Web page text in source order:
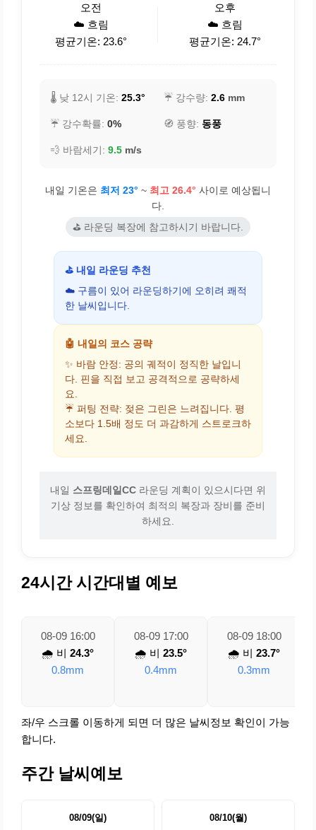
오전
☁️ 흐림
평균기온: 23.6°
오후
☁️ 흐림
평균기온: 24.7°
🌡️ 낮 12시 기온: 25.3° ☔ 강수량: 2.6 mm
☔ 강수확률: 0% 🧭 풍향: 동풍
💨 바람세기: 9.5 m/s
내일 기온은 최저 23° ~ 최고 26.4° 사이로 예상됩니
다.
⛳ 라운딩 복장에 참고하시기 바랍니다.
⛳ 내일 라운딩 추천
☁️ 구름이 있어 라운딩하기에 오히려 쾌적
한 날씨입니다.
🤖 내일의 코스 공략
✨ 바람 안정: 공의 궤적이 정직한 날입니
다. 핀을 직접 보고 공격적으로 공략하세
요.
☔ 퍼팅 전략: 젖은 그린은 느려집니다. 평
소보다 1.5배 정도 더 과감하게 스트로크하
세요.
내일 스프링데일CC 라운딩 계획이 있으시다면 위
기상 정보를 확인하여 최적의 복장과 장비를 준비
하세요.
24시간 시간대별 예보
08-09 16:00
🌧️ 비 24.3°
0.8mm
08-09 17:00
🌧️ 비 23.5°
0.4mm
08-09 18:00
🌧️ 비 23.7°
0.3mm
좌/우 스크롤 이동하게 되면 더 많은 날씨정보 확인이 가능
합니다.
주간 날씨예보
08/09(일) 08/10(월)